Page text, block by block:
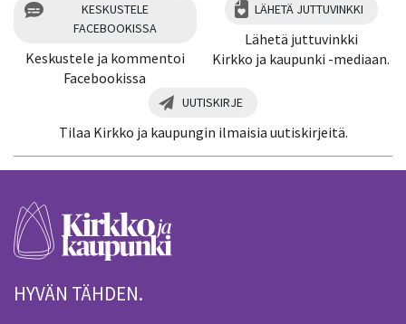
KESKUSTELE
FACEBOOKISSA
Keskustele ja kommentoi
Facebookissa
LÄHETÄ JUTTUVINKKI
Lähetä juttuvinkki
Kirkko ja kaupunki -mediaan.
UUTISKIRJE
Tilaa Kirkko ja kaupungin ilmaisia uutiskirjeitä.
HYVÄN TÄHDEN.